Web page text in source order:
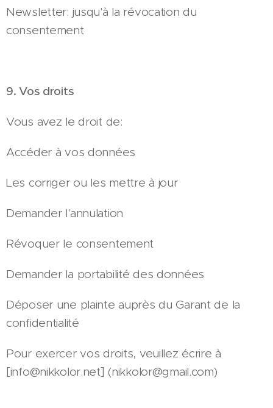
Newsletter: jusqu'à la révocation du
consentement
9. Vos droits
Vous avez le droit de:
Accéder à vos données
Les corriger ou les mettre à jour
Demander l'annulation
Révoquer le consentement
Demander la portabilité des données
Déposer une plainte auprès du Garant de la
confidentialité
Pour exercer vos droits, veuillez écrire à
[info@nikkolor.net] (nikkolor@gmail.com)